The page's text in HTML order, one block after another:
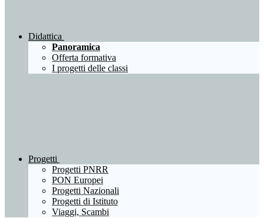
Didattica
Panoramica
Offerta formativa
I progetti delle classi
Progetti
Progetti PNRR
PON Europei
Progetti Nazionali
Progetti di Istituto
Viaggi, Scambi